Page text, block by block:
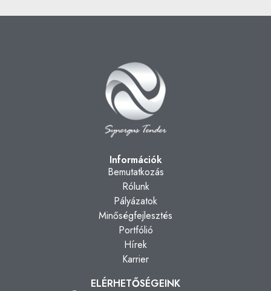
Információk
Bemutatkozás
Rólunk
Pályázatok
Minőségfejlesztés
Portfólió
Hírek
Karrier
ELÉRHETŐSÉGEINK